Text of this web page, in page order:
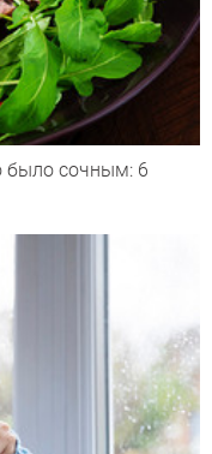
было сочным: 6